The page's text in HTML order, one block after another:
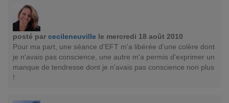
posté par cecileneuville le mercredi 18 août 2010
Pour ma part, une séance d'EFT m'a libérée d'une colère dont
je n'avais pas conscience, une autre m'a permis d'exprimer un
manque de tendresse dont je n'avais pas conscience non plus
!